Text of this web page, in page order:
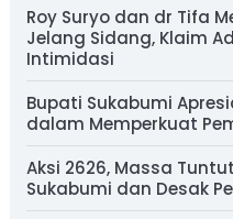
Roy Suryo dan dr Tifa
Jelang Sidang, Klaim
Intimidasi
Bupati Sukabumi
dalam Memperkuat
Aksi 2626, Massa
Sukabumi dan Desak